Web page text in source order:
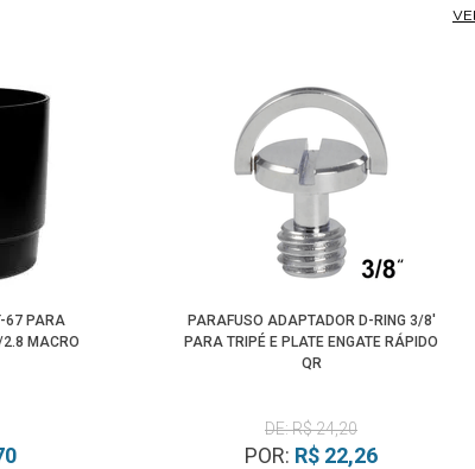
67 PARA
2.8 MACRO
PARAFUSO ADAPTADOR D-RING 3/8'
PARA TRIPÉ E PLATE ENGATE RÁPIDO
QR
DE: R$ 24,20
POR: R$ 22,26